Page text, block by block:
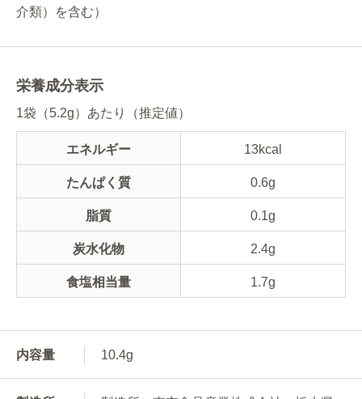
介類）を含む）
栄養成分表示
1袋（5.2g）あたり（推定値）
エネルギー 13kcal
たんぱく質 0.6g
脂質 0.1g
炭水化物 2.4g
食塩相当量 1.7g
内容量 10.4g